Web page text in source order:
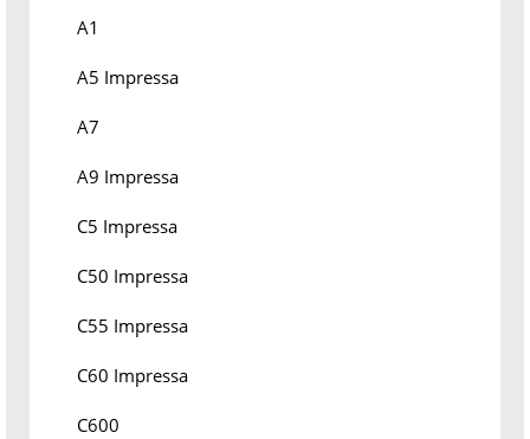
A1
A5 Impressa
A7
A9 Impressa
C5 Impressa
C50 Impressa
C55 Impressa
C60 Impressa
C600